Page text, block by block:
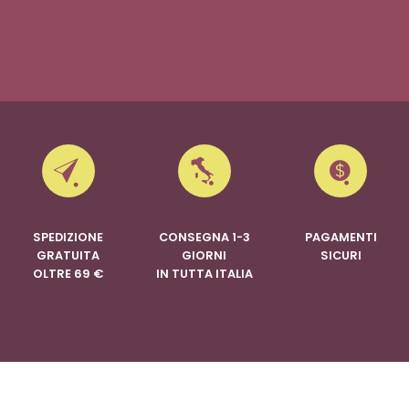
SPEDIZIONE
GRATUITA
OLTRE 69 €
CONSEGNA 1-3
GIORNI
IN TUTTA ITALIA
PAGAMENTI
SICURI